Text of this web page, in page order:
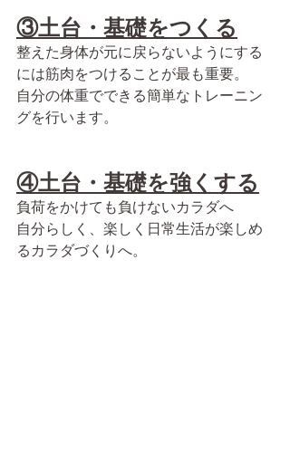
③土台・基礎をつくる
整えた身体が元に戻らないようにする
には筋肉をつけることが最も重要​。
自分の体重でできる簡単なトレーニン
グを行います。
④土台・基礎を強くする
負荷をかけても負けないカラダへ
自分らしく、楽しく日常生活が楽しめ
る​カラダづくりへ。